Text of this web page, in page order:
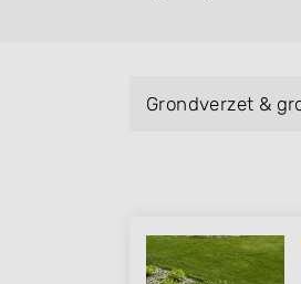
Grondverzet &